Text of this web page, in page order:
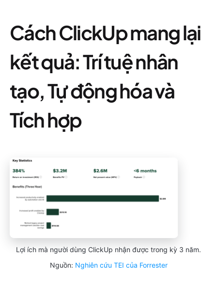
Cách ClickUp mang lại
kết quả: Trí tuệ nhân
tạo, Tự động hóa và
Tích hợp
Lợi ích mà người dùng ClickUp nhận được trong kỳ 3 năm.
Nguồn: Nghiên cứu TEI của Forrester